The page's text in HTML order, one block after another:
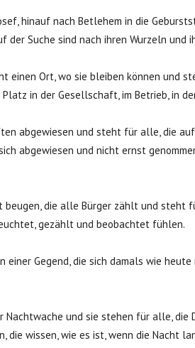
hinauf nach Betlehem in die
der Suche sind nach ihren Wurzeln und
einen Ort, wo sie bleiben können und
in der Gesellschaft, im Betrieb, in
abgewiesen und steht für alle, die
abgewiesen und nicht ernst
beugen, die alle Bürger zählt und steht
gezählt und beobachtet fühlen.
einer Gegend, die sich damals wie heute
Nachtwache und sie stehen für alle, die
die wissen, wie es ist, wenn die Nacht